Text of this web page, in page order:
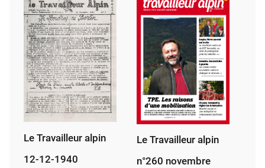
Le Travailleur alpin
12-12-1940
Le Travailleur alpin
n°260 novembre